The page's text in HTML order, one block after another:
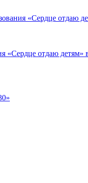
«Сердце отдаю
«Сердце отдаю детям»